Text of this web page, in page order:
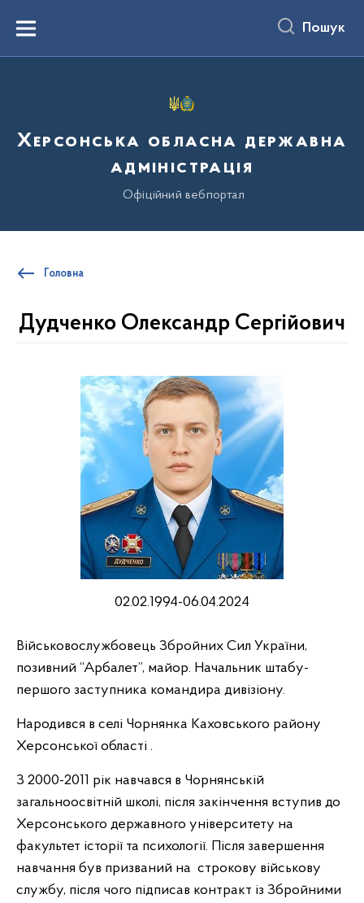
вмістуMenu Пошук
Херсонська обласна державна
адміністрація
Офіційний вебпортал
Головна
Дудченко Олександр Сергійович
02.02.1994-06.04.2024
Військовослужбовець Збройних Сил України,
позивний “Арбалет”, майор. Начальник штабу-
першого заступника командира дивізіону.
Народився в селі Чорнянка Каховського району
Херсонської області .
З 2000-2011 рік навчався в Чорнянській
загальноосвітній школі, після закінчення вступив до
Херсонського державного університету на
факультет історії та психології. Після завершення
навчання був призваний на строкову військову
службу, після чого підписав контракт із Збройними